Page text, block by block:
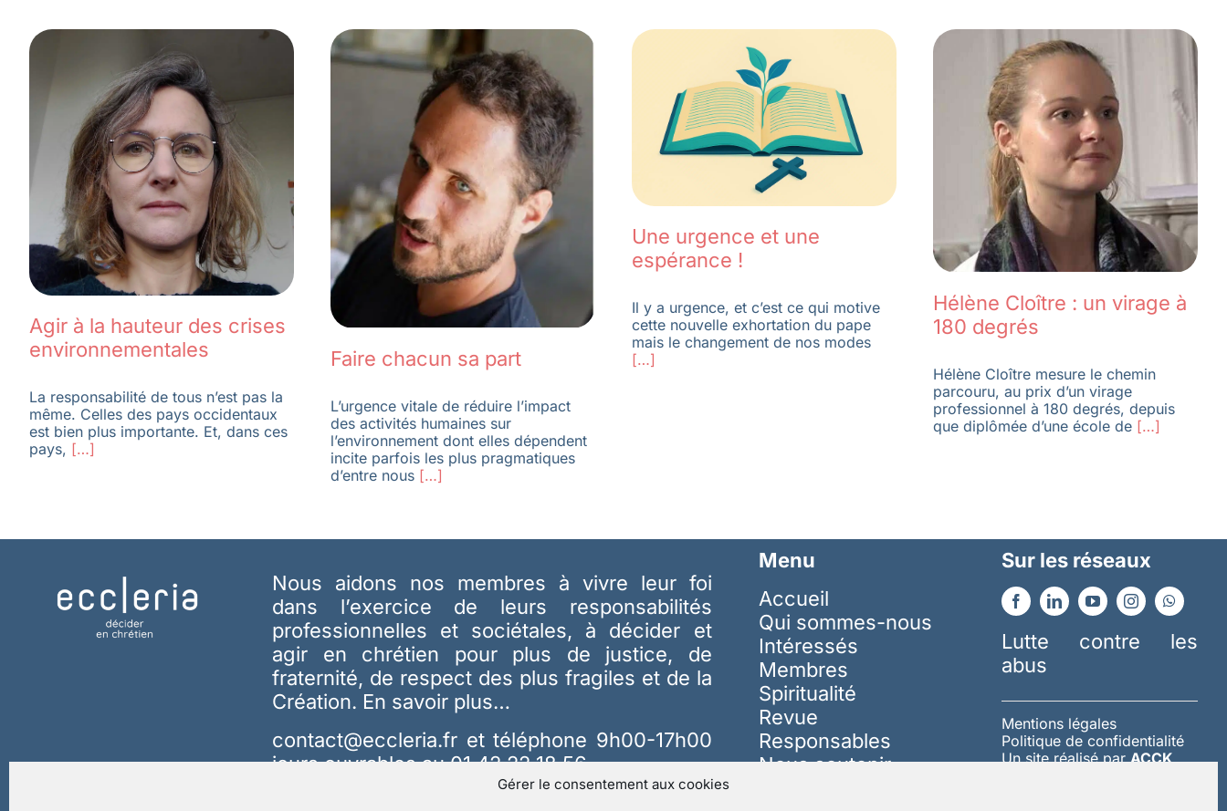
Gérer le consentement aux cookies
Agir à la hauteur des crises
environnementales
La responsabilité de tous n’est pas la
même. Celles des pays occidentaux
est bien plus importante. Et, dans ces
pays, […]
Faire chacun sa part
L’urgence vitale de réduire l’impact
des activités humaines sur
l’environnement dont elles dépendent
incite parfois les plus pragmatiques
d’entre nous[…]
Une urgence et une
espérance !
Il y a urgence, et c’est ce qui motive
cette nouvelle exhortation du pape
mais le changement de nos modes
[…]
Hélène Cloître : un virage à
180 degrés
Hélène Cloître mesure le chemin
parcouru, au prix d’un virage
professionnel à 180 degrés, depuis
que diplômée d’une école de[…]
Nous aidons nos membres à vivre leur foi
dans l’exercice de leurs responsabilités
professionnelles et sociétales, à décider et
agir en chrétien pour plus de justice, de
fraternité, de respect des plus fragiles et de la
Création. En savoir plus…
contact@eccleria.fr et téléphone 9h00-17h00
jours ouvrables au 01 42 22 18 56
Menu
Accueil
Qui sommes-nous
Intéressés
Membres
Spiritualité
Revue
Responsables
Nous soutenir
Sur les réseaux
Lutte contre les
abus
Mentions légales
Politique de confidentialité
Un site réalisé parACCK